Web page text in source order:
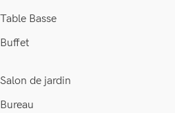
Table Basse
Buffet
Salon de jardin
Bureau